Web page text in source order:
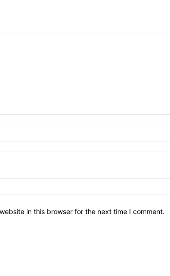
in this browser for the next time I comment.